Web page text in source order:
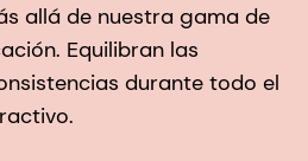
allá de nuestra gama de
Equilibran las
durante todo el